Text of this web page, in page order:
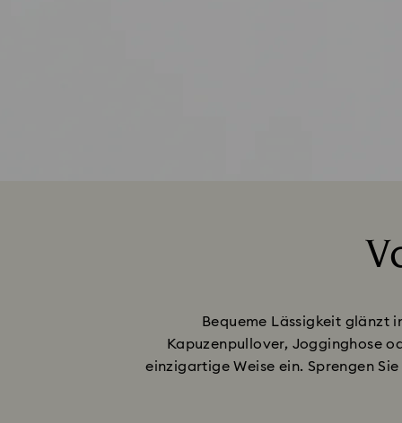
Bequeme Lässigkeit glänzt
Kapuzenpullover, Jogginghose
einzigartige Weise ein. Sprengen